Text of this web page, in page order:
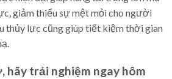
giảm thiểu sự mệt mỏi cho người
thủy lực cũng giúp tiết kiệm thời gian
hãy trải nghiệm ngay hôm